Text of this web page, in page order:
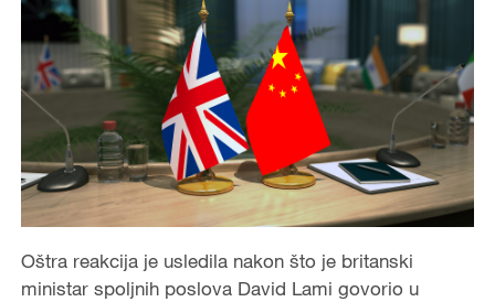
Oštra reakcija je usledila nakon što je britanski
ministar spoljnih poslova David Lami govorio u